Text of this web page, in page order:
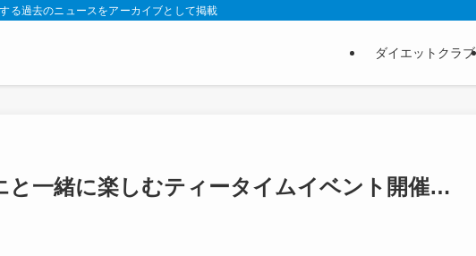
る過去のニュースをアーカイブとして掲載
ダイエットクラブ
と一緒に楽しむティータイムイベント開催…